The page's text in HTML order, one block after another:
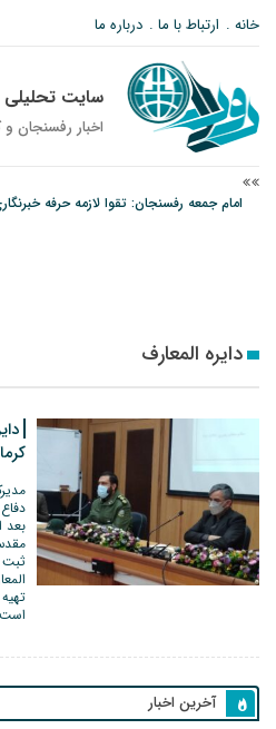
خانه ارتباط با ما درباره ما
سایت تحلیلی
اخبار رفسنجان و
امام جمعه رفسنجان: تقوا لازمه حرفه
پیش‌بینی هواشناسی برای استان کرمان؛ از
دایره المعارف
آخرین اخبار